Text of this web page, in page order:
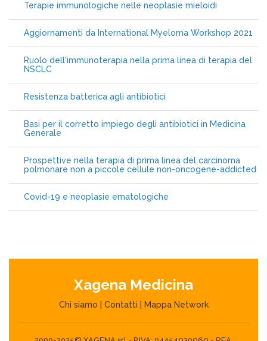
Terapie immunologiche nelle neoplasie mieloidi
Aggiornamenti da International Myeloma Workshop 2021
Ruolo dell'immunoterapia nella prima linea di terapia del
NSCLC
Resistenza batterica agli antibiotici
Basi per il corretto impiego degli antibiotici in Medicina
Generale
Prospettive nella terapia di prima linea del carcinoma
polmonare non a piccole cellule non-oncogene-addicted
Covid-19 e neoplasie ematologiche
Xagena Medicina
Chi siamo Contatti Mappa Network